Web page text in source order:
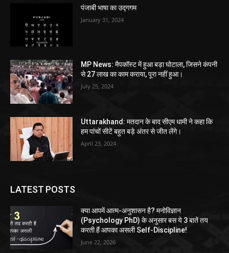
पंजाबी भाषा का उद्गगम
January 31, 2024
MP News: मैपकॉस्ट में हुआ बड़ा घोटाला, जिसने कंपनी
से 27 लाख का काम कराया, पूरा नहीं हुआ।
July 25, 2024
Uttarakhand: मतदान के बाद सीएम धामी ने कहा कि
हम पांचों सीटें बहुत बड़े अंतर से जीत लेंगे।
April 23, 2024
LATEST POSTS
क्या आपमें आत्म-अनुशासन है? मनोविज्ञान
(Psychology PhD) के अनुसार बस ये 3 बातें तय
करती हैं आपका असली Self-Discipline!
June 22, 2026